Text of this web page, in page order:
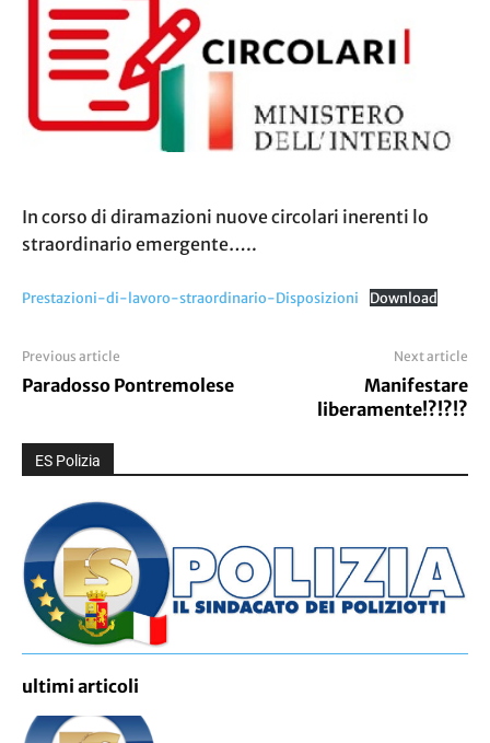
In corso di diramazioni nuove circolari inerenti lo
straordinario emergente…..
Prestazioni-di-lavoro-straordinario-Disposizioni Download
Previous article
Paradosso Pontremolese
Next article
Manifestare
liberamente!?!?!?
ES Polizia
ultimi articoli